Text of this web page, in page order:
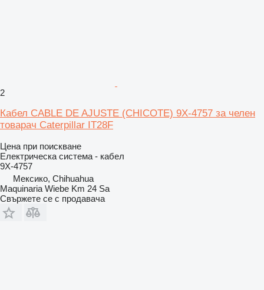
2
Кабел CABLE DE AJUSTE (CHICOTE) 9X-4757 за челен
товарач Caterpillar IT28F
Цена при поискване
Електрическа система - кабел
9X-4757
Мексико, Chihuahua
Maquinaria Wiebe Km 24 Sa
Свържете се с продавача